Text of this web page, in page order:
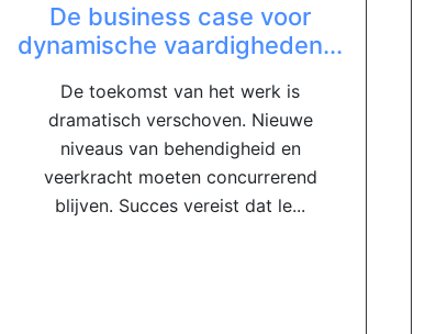
De business case voor
dynamische vaardigheden...
De toekomst van het werk is
dramatisch verschoven. Nieuwe
niveaus van behendigheid en
veerkracht moeten concurrerend
blijven. Succes vereist dat le...